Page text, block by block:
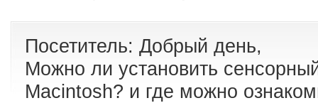
Посетитель: Добрый день,
Можно ли установить
Macintosh? и где можно